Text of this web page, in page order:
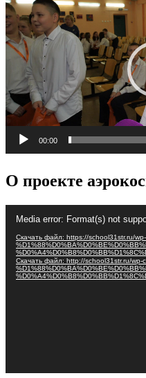
00:00
О проекте
Видеоплеер
Media error: Format(s) not
Скачать файл: https://school31str.ru/
Скачать файл: http://school31str.ru/